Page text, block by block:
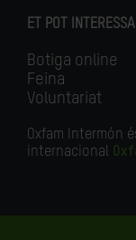
ET POT
Botiga online
Feina
Voluntariat
Oxfam Intermón
internacional